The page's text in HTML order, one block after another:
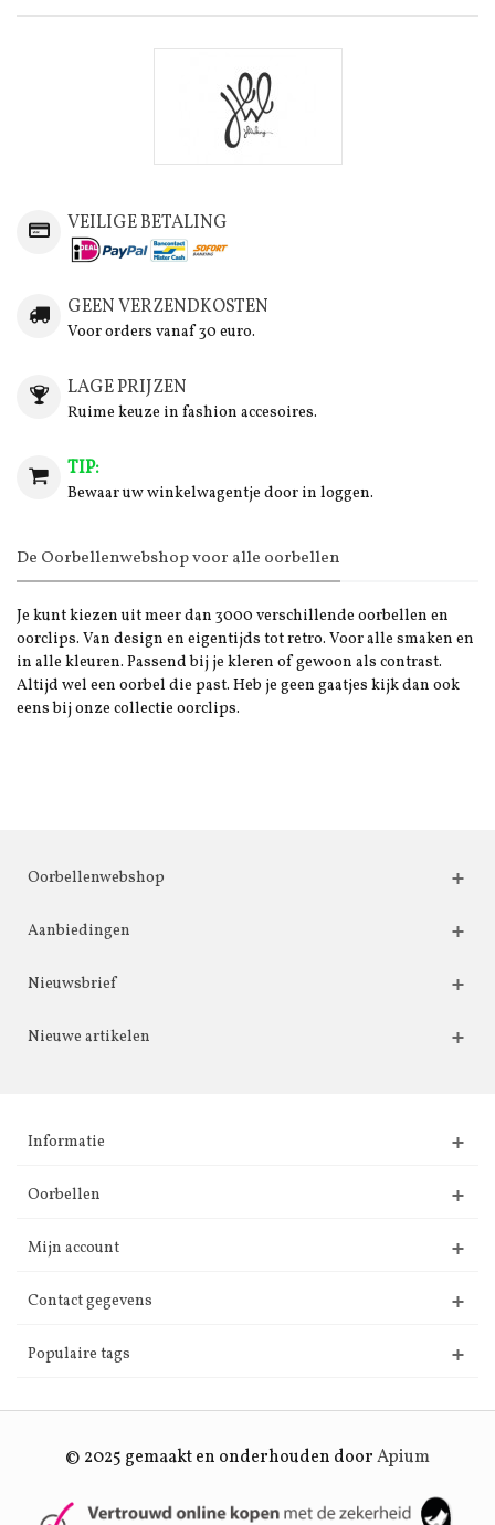
VEILIGE BETALING
GEEN VERZENDKOSTEN
Voor orders vanaf 30 euro.
LAGE PRIJZEN
Ruime keuze in fashion accesoires.
TIP:
Bewaar uw winkelwagentje door in loggen.
De Oorbellenwebshop voor alle oorbellen
Je kunt kiezen uit meer dan 3000 verschillende oorbellen en
oorclips. Van design en eigentijds tot retro. Voor alle smaken en
in alle kleuren. Passend bij je kleren of gewoon als contrast.
Altijd wel een oorbel die past. Heb je geen gaatjes kijk dan ook
eens bij onze collectie oorclips.
Oorbellenwebshop
Aanbiedingen
Nieuwsbrief
Nieuwe artikelen
Informatie
Oorbellen
Mijn account
Contact gegevens
Populaire tags
© 2025 gemaakt en onderhouden doorApium